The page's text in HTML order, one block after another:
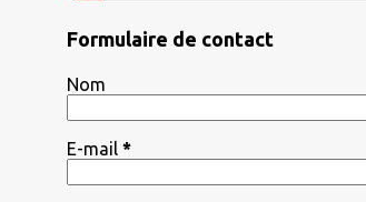
Formulaire de contact
Nom
E-mail *